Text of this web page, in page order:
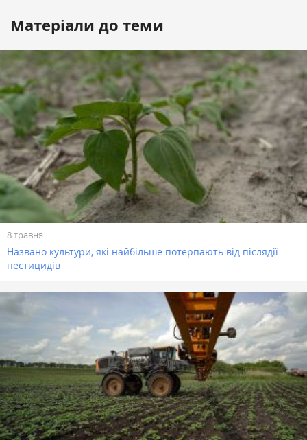
Матеріали до теми
8 травня
Названо культури, які найбільше потерпають від післядії
пестицидів